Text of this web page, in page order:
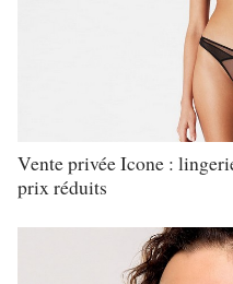
Vente privée Icone :
prix réduits